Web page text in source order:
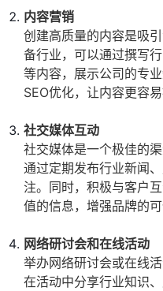
内容营销
创建高质量的内容是吸
备行业，可以通过撰写
等内容，展示公司的专
SEO优化，让内容更容
社交媒体互动
社交媒体是一个极佳的
通过定期发布行业新闻
注。同时，积极与客户
值的信息，增强品牌的可
网络研讨会和在线活动
举办网络研讨会或在线
在活动中分享行业知识